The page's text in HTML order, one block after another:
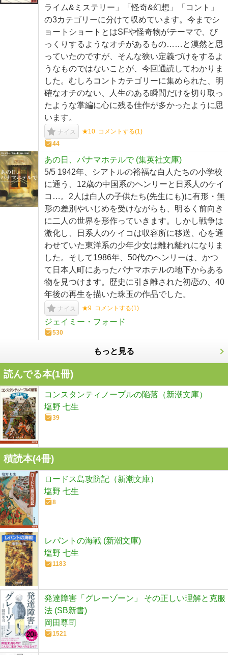
ライム&ミステリー」「怪奇&幻想」「コント」
の3カテゴリーに分けて収めています。今までシ
ョートショートとはSFや怪奇物がテーマで、び
っくりするようなオチがあるもの……と漠然と思
っていたのですが、そんな狭い定義づけをするよ
うなものではないことが、今回通読してわかりま
した。むしろコントカテゴリーに集められた、明
確なオチのない、人生のある瞬間だけを切り取っ
たような掌編に心に残る佳作が多かったように思
います。
ナイス ★10 コメントする(1)
44
あの日、パナマホテルで (集英社文庫)
5/5 1942年、シアトルの裕福な白人たちの小学校
に通う、12歳の中国系のヘンリーと日系人のケイ
コ…。2人は白人の子供たち(先生にも)に有形・無
形の差別やいじめを受けながらも、明るく前向き
に二人の世界を形作っていきます。しかし戦争は
激化し、日系人のケイコは収容所に移送、心を通
わせていた東洋系の少年少女は離れ離れになりま
した。そして1986年、50代のヘンリーは、かつ
て日本人町にあったパナマホテルの地下からある
物を見つけます。歴史に引き離された初恋の、40
年後の再生を描いた珠玉の作品でした。
ナイス ★9 コメントする(1)
ジェイミー・フォード
530
もっと見る
読んでる本(1冊)
コンスタンティノープルの陥落（新潮文庫）
塩野 七生
39
積読本(4冊)
ロードス島攻防記（新潮文庫）
塩野 七生
8
レパントの海戦 (新潮文庫)
塩野 七生
1183
発達障害「グレーゾーン」 その正しい理解と克服
法 (SB新書)
岡田尊司
1521